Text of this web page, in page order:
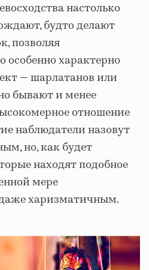
настолько
будто делают
позволяя
особенно характерно
— шарлатанов или
бывают и менее
отношение
наблюдатели назовут
но, как будет
находят подобное
мере
харизматичным.